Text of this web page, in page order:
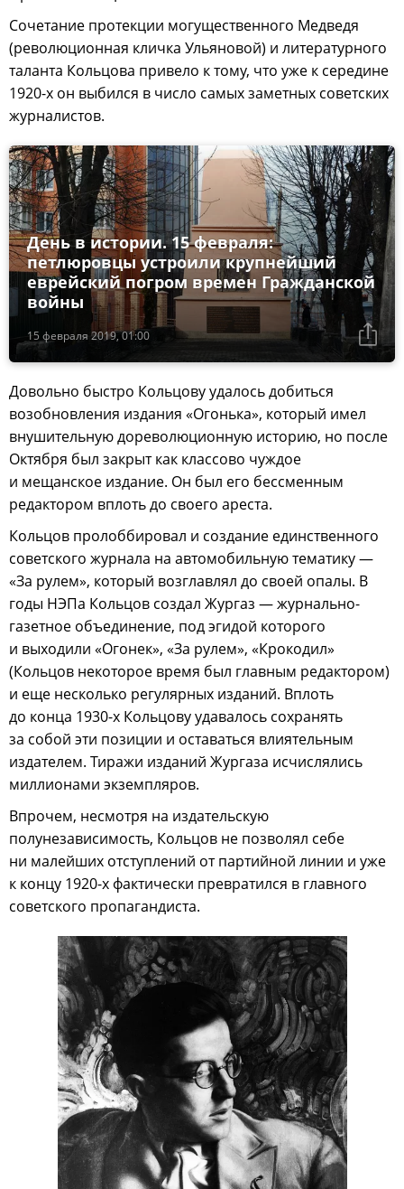
Сочетание протекции могущественного Медведя
(революционная кличка Ульяновой) и литературного
таланта Кольцова привело к тому, что уже к середине
1920-х он выбился в число самых заметных советских
журналистов.
15 февраля 2019, 01:00
День в истории. 15 февраля:
петлюровцы устроили крупнейший
еврейский погром времен Гражданской
войны
Довольно быстро Кольцову удалось добиться
возобновления издания «Огонька», который имел
внушительную дореволюционную историю, но после
Октября был закрыт как классово чуждое
и мещанское издание. Он был его бессменным
редактором вплоть до своего ареста.
Кольцов пролоббировал и создание единственного
советского журнала на автомобильную тематику —
«За рулем», который возглавлял до своей опалы. В
годы НЭПа Кольцов создал Жургаз — журнально-
газетное объединение, под эгидой которого
и выходили «Огонек», «За рулем», «Крокодил»
(Кольцов некоторое время был главным редактором)
и еще несколько регулярных изданий. Вплоть
до конца 1930-х Кольцову удавалось сохранять
за собой эти позиции и оставаться влиятельным
издателем. Тиражи изданий Жургаза исчислялись
миллионами экземпляров.
Впрочем, несмотря на издательскую
полунезависимость, Кольцов не позволял себе
ни малейших отступлений от партийной линии и уже
к концу 1920-х фактически превратился в главного
советского пропагандиста.